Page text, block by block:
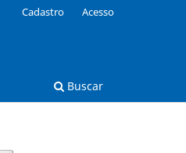
Buscar
Cadastro Acesso